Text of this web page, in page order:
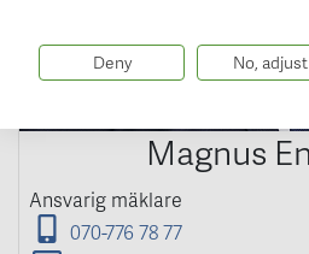
Magnus
Ansvarig mäklare
070-776 78 77
Deny No, adjust